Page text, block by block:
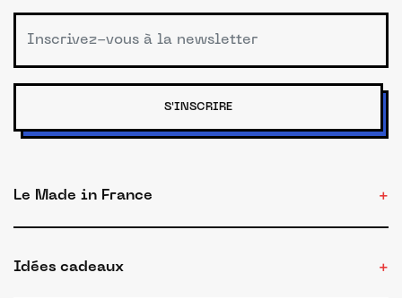
S'INSCRIRE
Le Made in France
Idées cadeaux